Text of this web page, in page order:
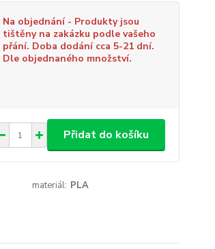
Na objednání - Produkty jsou
tištěny na zakázku podle vašeho
přání. Doba dodání cca 5-21 dní.
Dle objednaného množství.
Přidat do košíku
materiál: PLA